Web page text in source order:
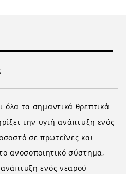
όλα τα σημαντικά θρεπτικά
την υγιή ανάπτυξη ενός
σε πρωτεΐνες και
ανοσοποιητικό σύστημα,
ενός νεαρού